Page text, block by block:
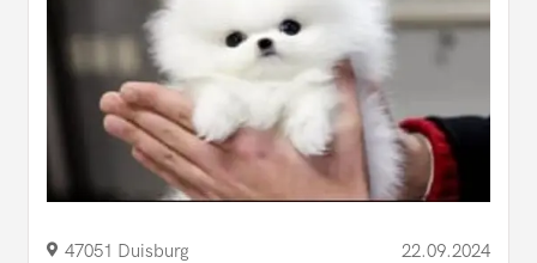
47051 Duisburg 22.09.2024